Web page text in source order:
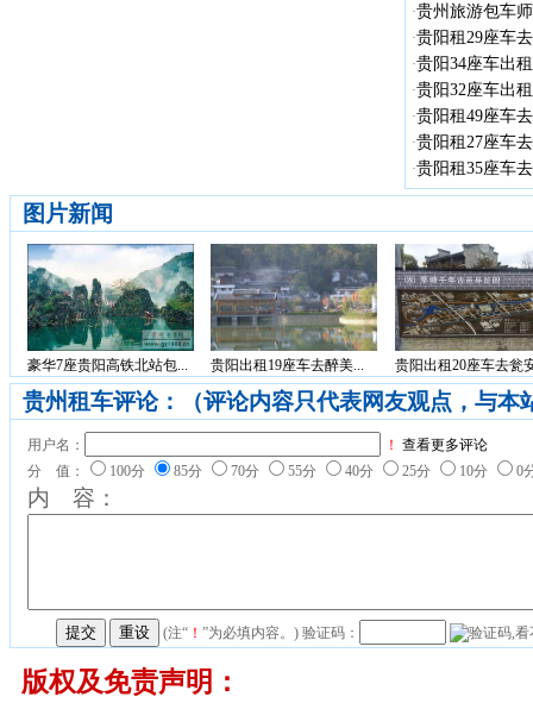
·贵州旅游包车
·贵阳租29座车
·贵阳34座车出
·贵阳32座车出
·贵阳租49座车
·贵阳租27座车
·贵阳租35座车
图片新闻
豪华7座贵阳高铁北站包... 贵阳出租19座车去醉美... 贵阳出租20座车去瓮
贵州租车评论：（评论内容只代表网友观点，与本
用户名： ！ 查看更多评论
分 值：
100分 85分 70分 55分 40分 25分 10分 0
内 容：
(注“ ！ ”为必填内容。) 验证码：
版权及免责声明：